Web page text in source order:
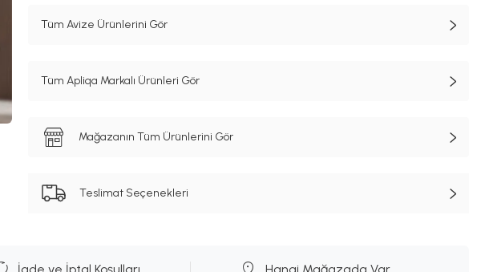
Tüm Avize Ürünlerini Gör
Tüm Apliqa Markalı Ürünleri Gör
Mağazanın Tüm Ürünlerini Gör
Teslimat Seçenekleri